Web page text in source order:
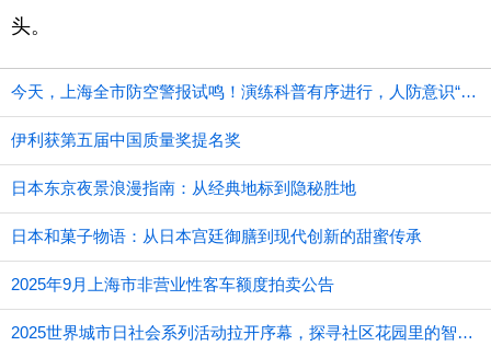
头。
今天，上海全市防空警报试鸣！演练科普有序进行，人防意识“声入人心”
伊利获第五届中国质量奖提名奖
日本东京夜景浪漫指南：从经典地标到隐秘胜地
日本和菓子物语：从日本宫廷御膳到现代创新的甜蜜传承
2025年9月上海市非营业性客车额度拍卖公告
2025世界城市日社会系列活动拉开序幕，探寻社区花园里的智慧应用